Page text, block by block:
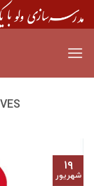
Skip
to
۱۹
شهریور